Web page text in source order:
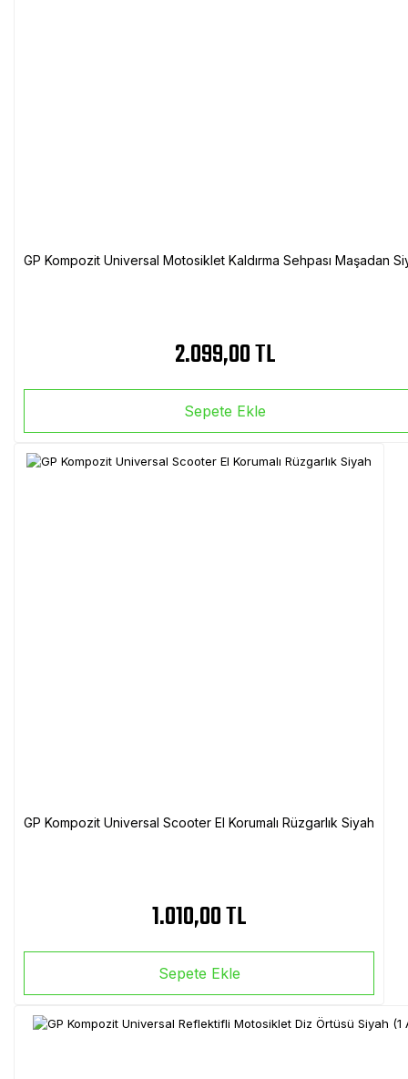
GP Kompozit Universal Motosiklet Kaldırma Sehpası Maşadan
2.099,00 TL
Sepete Ekle
GP Kompozit Universal Scooter El Korumalı Rüzgarlık Siyah
1.010,00 TL
Sepete Ekle